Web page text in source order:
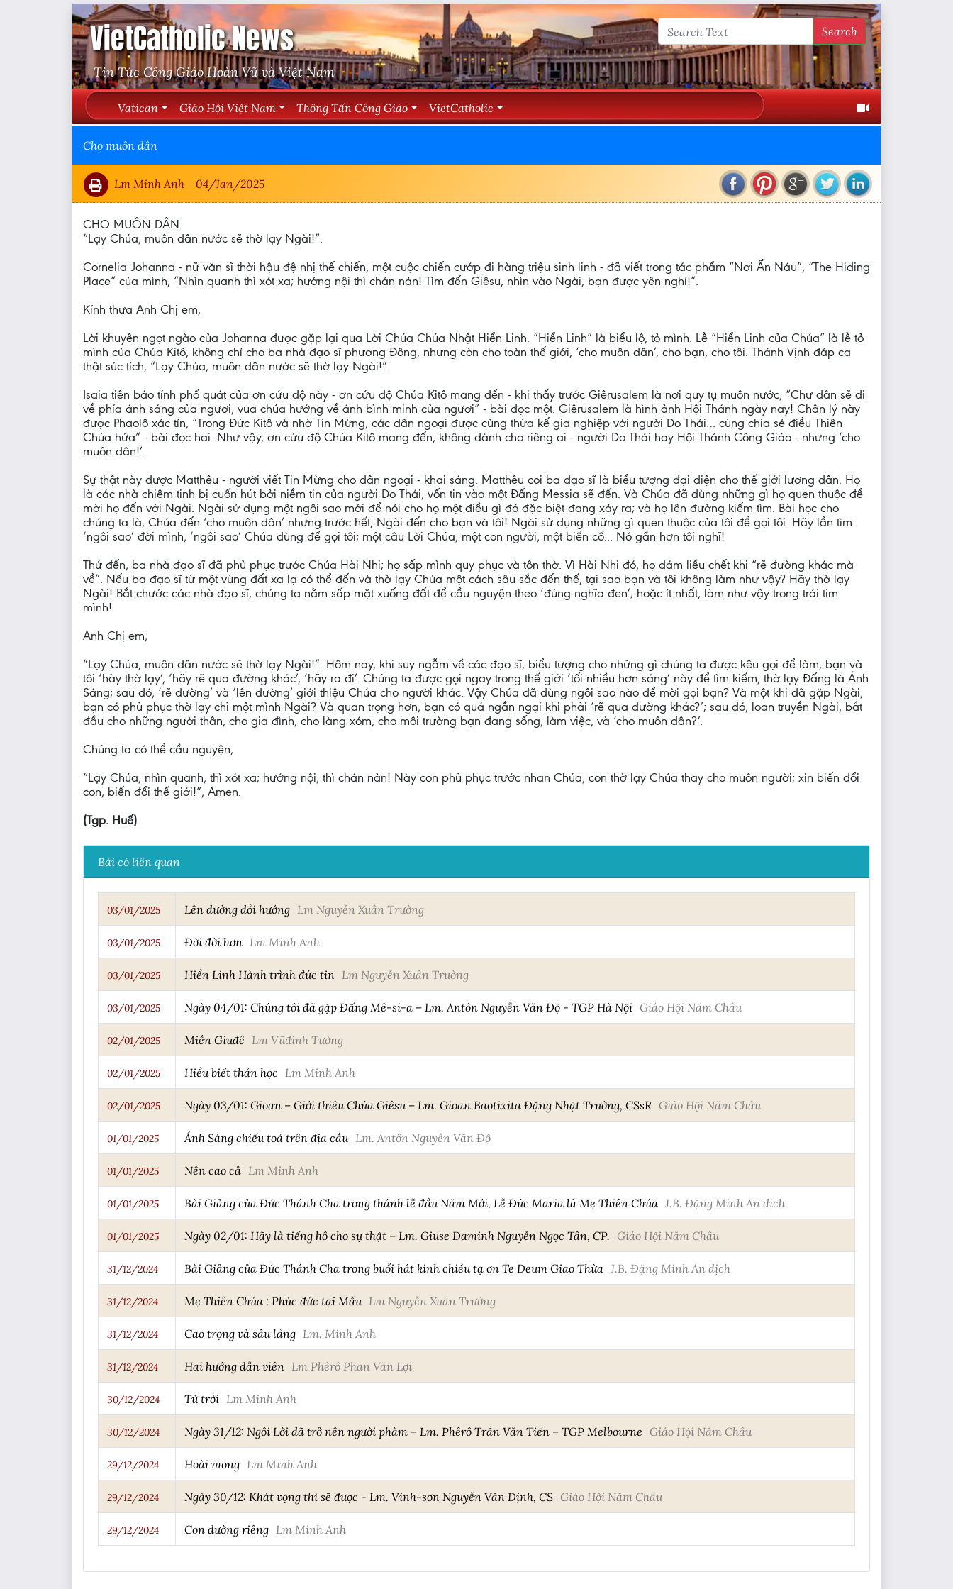
VietCatholic News
Tin Tức Công Giáo Hoàn Vũ và Việt Nam
Search
Vatican Giáo Hội Việt Nam Thông Tấn Công Giáo VietCatholic
Cho muôn dân
Lm Minh Anh 04/Jan/2025
CHO MUÔN DÂN
“Lạy Chúa, muôn dân nước sẽ thờ lạy Ngài!”.
Cornelia Johanna - nữ văn sĩ thời hậu đệ nhị thế chiến, một cuộc chiến cướp đi hàng triệu sinh linh - đã viết trong tác phẩm “Nơi Ẩn Náu”, “The Hiding
Place” của mình, “Nhìn quanh thì xót xa; hướng nội thì chán nản! Tìm đến Giêsu, nhìn vào Ngài, bạn được yên nghỉ!”.
Kính thưa Anh Chị em,
Lời khuyên ngọt ngào của Johanna được gặp lại qua Lời Chúa Chúa Nhật Hiển Linh. “Hiển Linh” là biểu lộ, tỏ mình. Lễ “Hiển Linh của Chúa” là lễ tỏ
mình của Chúa Kitô, không chỉ cho ba nhà đạo sĩ phương Đông, nhưng còn cho toàn thế giới, ‘cho muôn dân’, cho bạn, cho tôi. Thánh Vịnh đáp ca
thật súc tích, “Lạy Chúa, muôn dân nước sẽ thờ lạy Ngài!”.
Isaia tiên báo tính phổ quát của ơn cứu độ này - ơn cứu độ Chúa Kitô mang đến - khi thấy trước Giêrusalem là nơi quy tụ muôn nước, “Chư dân sẽ đi
về phía ánh sáng của ngươi, vua chúa hướng về ánh bình minh của ngươi” - bài đọc một. Giêrusalem là hình ảnh Hội Thánh ngày nay! Chân lý này
được Phaolô xác tín, “Trong Đức Kitô và nhờ Tin Mừng, các dân ngoại được cùng thừa kế gia nghiệp với người Do Thái… cùng chia sẻ điều Thiên
Chúa hứa” - bài đọc hai. Như vậy, ơn cứu độ Chúa Kitô mang đến, không dành cho riêng ai - người Do Thái hay Hội Thánh Công Giáo - nhưng ‘cho
muôn dân!’.
Sự thật này được Matthêu - người viết Tin Mừng cho dân ngoại - khai sáng. Matthêu coi ba đạo sĩ là biểu tượng đại diện cho thế giới lương dân. Họ
là các nhà chiêm tinh bị cuốn hút bởi niềm tin của người Do Thái, vốn tin vào một Đấng Messia sẽ đến. Và Chúa đã dùng những gì họ quen thuộc để
mời họ đến với Ngài. Ngài sử dụng một ngôi sao mới để nói cho họ một điều gì đó đặc biệt đang xảy ra; và họ lên đường kiếm tìm. Bài học cho
chúng ta là, Chúa đến ‘cho muôn dân’ nhưng trước hết, Ngài đến cho bạn và tôi! Ngài sử dụng những gì quen thuộc của tôi để gọi tôi. Hãy lần tìm
‘ngôi sao’ đời mình, ‘ngôi sao’ Chúa dùng để gọi tôi; một câu Lời Chúa, một con người, một biến cố... Nó gần hơn tôi nghĩ!
Thứ đến, ba nhà đạo sĩ đã phủ phục trước Chúa Hài Nhi; họ sấp mình quy phục và tôn thờ. Vì Hài Nhi đó, họ dám liều chết khi “rẽ đường khác mà
về”. Nếu ba đạo sĩ từ một vùng đất xa lạ có thể đến và thờ lạy Chúa một cách sâu sắc đến thế, tại sao bạn và tôi không làm như vậy? Hãy thờ lạy
Ngài! Bắt chước các nhà đạo sĩ, chúng ta nằm sấp mặt xuống đất để cầu nguyện theo ‘đúng nghĩa đen’; hoặc ít nhất, làm như vậy trong trái tim
mình!
Anh Chị em,
“Lạy Chúa, muôn dân nước sẽ thờ lạy Ngài!”. Hôm nay, khi suy ngẫm về các đạo sĩ, biểu tượng cho những gì chúng ta được kêu gọi để làm, bạn và
tôi ‘hãy thờ lạy’, ‘hãy rẽ qua đường khác’, ‘hãy ra đi’. Chúng ta được gọi ngay trong thế giới ‘tối nhiều hơn sáng’ này để tìm kiếm, thờ lạy Đấng là Ánh
Sáng; sau đó, ‘rẽ đường’ và ‘lên đường’ giới thiệu Chúa cho người khác. Vậy Chúa đã dùng ngôi sao nào để mời gọi bạn? Và một khi đã gặp Ngài,
bạn có phủ phục thờ lạy chỉ một mình Ngài? Và quan trọng hơn, bạn có quá ngần ngại khi phải ‘rẽ qua đường khác?’; sau đó, loan truyền Ngài, bắt
đầu cho những người thân, cho gia đình, cho làng xóm, cho môi trường bạn đang sống, làm việc, và ‘cho muôn dân?’.
Chúng ta có thể cầu nguyện,
“Lạy Chúa, nhìn quanh, thì xót xa; hướng nội, thì chán nản! Này con phủ phục trước nhan Chúa, con thờ lạy Chúa thay cho muôn người; xin biến đổi
con, biến đổi thế giới!”, Amen.
(Tgp. Huế)
Bài có liên quan
03/01/2025 Lên đường đổi hướng Lm Nguyễn Xuân Trường
03/01/2025 Đời đời hơn Lm Minh Anh
03/01/2025 Hiển Linh Hành trình đức tin Lm Nguyễn Xuân Trường
03/01/2025 Ngày 04/01: Chúng tôi đã gặp Đấng Mê-si-a – Lm. Antôn Nguyễn Văn Độ - TGP Hà Nội Giáo Hội Năm Châu
02/01/2025 Miền Giuđê Lm Vũđình Tường
02/01/2025 Hiểu biết thần học Lm Minh Anh
02/01/2025 Ngày 03/01: Gioan – Giới thiêu Chúa Giêsu – Lm. Gioan Baotixita Đặng Nhật Trường, CSsR Giáo Hội Năm Châu
01/01/2025 Ánh Sáng chiếu toả trên địa cầu Lm. Antôn Nguyễn Văn Độ
01/01/2025 Nên cao cả Lm Minh Anh
01/01/2025 Bài Giảng của Đức Thánh Cha trong thánh lễ đầu Năm Mới, Lễ Đức Maria là Mẹ Thiên Chúa J.B. Đặng Minh An dịch
01/01/2025 Ngày 02/01: Hãy là tiếng hô cho sự thật – Lm. Giuse Đaminh Nguyễn Ngọc Tân, CP. Giáo Hội Năm Châu
31/12/2024 Bài Giảng của Đức Thánh Cha trong buổi hát kinh chiều tạ ơn Te Deum Giao Thừa J.B. Đặng Minh An dịch
31/12/2024 Mẹ Thiên Chúa : Phúc đức tại Mẫu Lm Nguyễn Xuân Trường
31/12/2024 Cao trọng và sâu lắng Lm. Minh Anh
31/12/2024 Hai hướng dẫn viên Lm Phêrô Phan Văn Lợi
30/12/2024 Từ trời Lm Minh Anh
30/12/2024 Ngày 31/12: Ngôi Lời đã trở nên người phàm – Lm. Phêrô Trần Văn Tiến – TGP Melbourne Giáo Hội Năm Châu
29/12/2024 Hoài mong Lm Minh Anh
29/12/2024 Ngày 30/12: Khát vọng thì sẽ được - Lm. Vinh-sơn Nguyễn Văn Định, CS Giáo Hội Năm Châu
29/12/2024 Con đường riêng Lm Minh Anh